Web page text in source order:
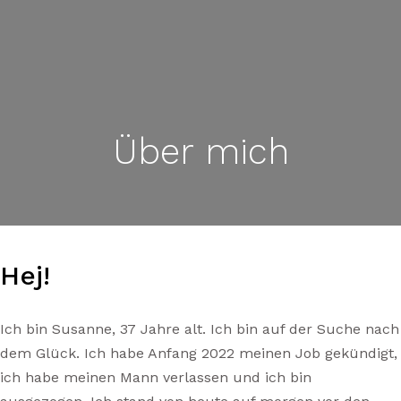
Über mich
Hej!
Ich bin Susanne, 37 Jahre alt. Ich bin auf der Suche nach
dem Glück. Ich habe Anfang 2022 meinen Job gekündigt,
ich habe meinen Mann verlassen und ich bin